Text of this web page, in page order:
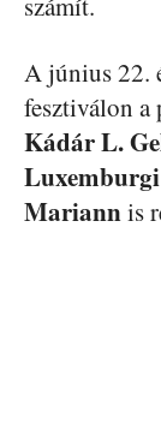
A június 22.
fesztiválon
Kádár L.
Luxemburgi
Mariannis